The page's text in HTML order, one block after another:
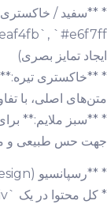
ایجاد تمایز بصری)
متن‌های اصلی، با
* **سبز ملایم:**
جهت حس طبیعی و
* **رسپانسیو (Responsive Design):**